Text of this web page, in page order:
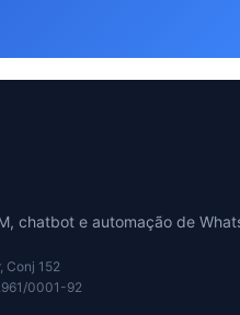
chatbot e automação de
Conj 152
0001-92